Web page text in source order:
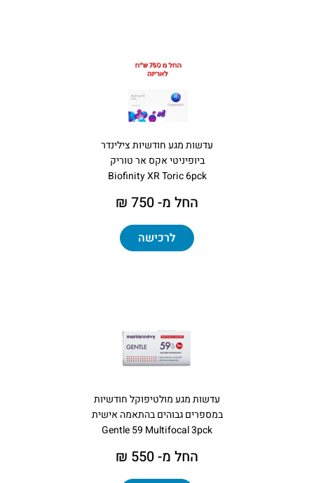
עדשות מגע חודשיות צילינדר
ביופיניטי אקס אר טוריק
Biofinity XR Toric 6pck
החל מ- 750 ₪
לרכישה
עדשות מגע מולטיפוקל חודשיות
במספרים גבוהים בהתאמה אישית
Gentle 59 Multifocal 3pck
החל מ- 550 ₪